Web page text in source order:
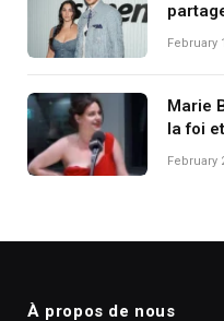
The
February
Marie
la foi
February
À propos de nous